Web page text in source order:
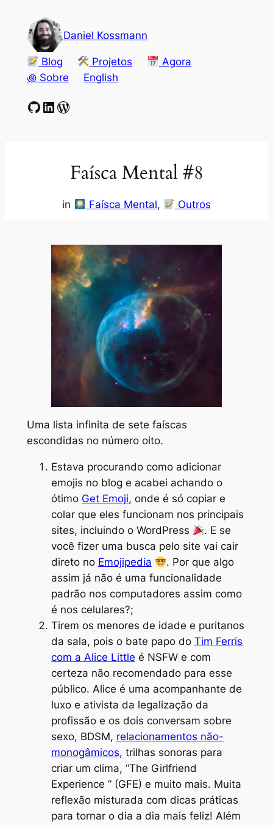
conteúdo
Daniel Kossmann
Blog Projetos
Agora
꩜ Sobre
English
GitHub
LinkedIn
WordPress
Faísca Mental #8
in Faísca Mental, Outros
Uma lista infinita de sete faíscas
escondidas no número oito.
Estava procurando como adicionar
emojis no blog e acabei achando o
ótimo Get Emoji, onde é só copiar e
colar que eles funcionam nos principais
sites, incluindo o WordPress
. E se
você fizer uma busca pelo site vai cair
direto no Emojipedia
. Por que algo
assim já não é uma funcionalidade
padrão nos computadores assim como
é nos celulares?;
Tirem os menores de idade e puritanos
da sala, pois o bate papo do Tim Ferris
com a Alice Little é NSFW e com
certeza não recomendado para esse
público. Alice é uma acompanhante de
luxo e ativista da legalização da
profissão e os dois conversam sobre
sexo, BDSM, relacionamentos não-
monogâmicos, trilhas sonoras para
criar um clima, “The Girlfriend
Experience ” (GFE) e muito mais. Muita
reflexão misturada com dicas práticas
para tornar o dia a dia mais feliz! Além